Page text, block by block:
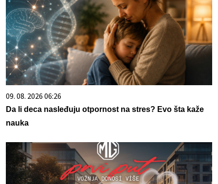
09. 08. 2026 06:26
Da li deca nasleđuju otpornost na stres? Evo šta kaže
nauka